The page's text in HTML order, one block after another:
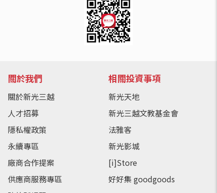
關於我們
關於新光三越
人才招募
隱私權政策
永續專區
廠商合作提案
供應商服務專區
相關投資事項
新光天地
新光三越文教基金會
法雅客
新光影城
[i]Store
好好集 goodgoods